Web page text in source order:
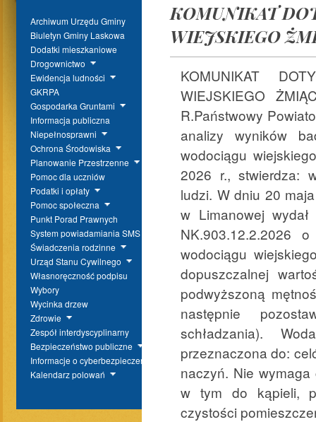
Archiwum Urzędu Gminy
Biuletyn Gminy Laskowa
Dodatki mieszkaniowe
Drogownictwo
Ewidencja ludności
GKRPA
Gospodarka Gruntami
Informacja publiczna
Niepełnosprawni
Ochrona Środowiska
Planowanie Przestrzenne
Pomoc dla uczniów
Podatki i opłaty
Pomoc społeczna
Punkt Porad Prawnych
System powiadamiania SMS
Świadczenia rodzinne
Urząd Stanu Cywilnego
Własnoręczność podpisu
Wybory
Wycinka drzew
Zdrowie
Zespół interdyscyplinarny
Bezpieczeństwo publiczne
Informacje o cyberbezpieczeństwie
Kalendarz polowań
KOMUNIKAT
WIEJSKIEGO
KOMUNIKAT
WIEJSKIEGO
R.Państwowy
analizy wyników
wodociągu
2026 r., stwierdza:
ludzi. W dniu 20
w Limanowej
NK.903.12.2.2026
wodociągu
dopuszczalnej
podwyższoną
następnie
schładzania).
przeznaczona do:
naczyń. Nie
w tym do kąpieli,
czystości